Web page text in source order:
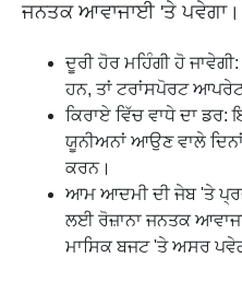
ਜਨਤਕ ਆਵਾਜਾਈ 'ਤੇ ਪਵੇਗਾ।
ਦੂਰੀ ਹੋਰ ਮਹਿੰਗੀ ਹੋ
ਹਨ, ਤਾਂ ਟਰਾਂਸਪੋਰਟ
ਕਿਰਾਏ ਵਿੱਚ ਵਾਧੇ ਦਾ
ਯੂਨੀਅਨਾਂ ਆਉਣ ਵਾਲੇ
ਕਰਨ।
ਆਮ ਆਦਮੀ ਦੀ ਜੇਬ 'ਤੇ
ਲਈ ਰੋਜ਼ਾਨਾ ਜਨਤਕ
ਮਾਸਿਕ ਬਜਟ 'ਤੇ ਅਸਰ